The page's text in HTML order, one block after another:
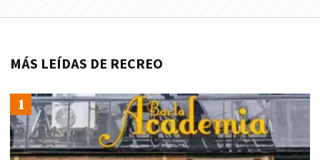
MÁS LEÍDAS DE RECREO